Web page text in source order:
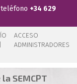
+34 629
ACCESO
ADMINISTRADORES
SEMCPT